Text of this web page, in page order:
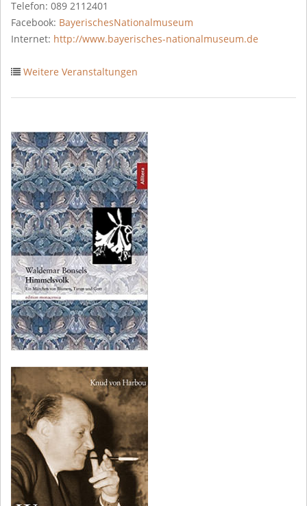
Telefon: 089 2112401
Facebook: BayerischesNationalmuseum
Internet: http://www.bayerisches-nationalmuseum.de
Weitere Veranstaltungen